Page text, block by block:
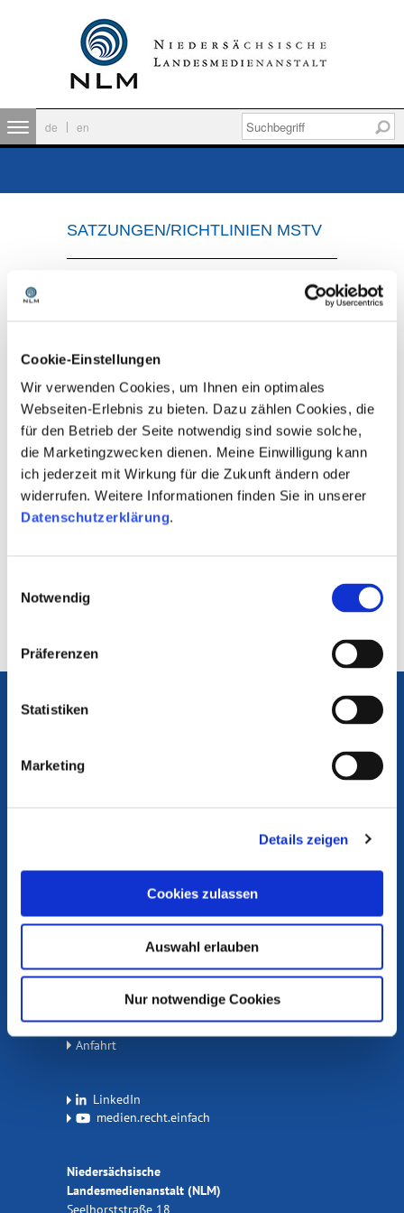
Cookie-Einstellungen
Wir verwenden Cookies, um Ihnen ein optimales
Webseiten-Erlebnis zu bieten. Dazu zählen Cookies, die
für den Betrieb der Seite notwendig sind sowie solche,
die Marketingzwecken dienen. Meine Einwilligung kann
ich jederzeit mit Wirkung für die Zukunft ändern oder
widerrufen. Weitere Informationen finden Sie in unserer
Datenschutzerklärung.
Notwendig
Präferenzen
Statistiken
Marketing
Details zeigen
Cookies zulassen
Auswahl erlauben
Nur notwendige Cookies
de en
SATZUNGEN/RICHTLINIEN MSTV
Finanzierungssatzung
gemäß § 77 MStV
Satzung Zulassungsfreiheit
Satzung Schlichtungsstelle
Satzung Medienplattformen und
Benutzeroberflächen
Satzung zur Regulierung von
Medienintermediären
Public-Value-Satzung
Portal Medienkompetenz
Beschwerde einreichen
NLM © 2026
Impressum
Datenschutz
Kontakt
Anfahrt
LinkedIn
medien.recht.einfach
Niedersächsische
Landesmedienanstalt (NLM)
Seelhorststraße 18